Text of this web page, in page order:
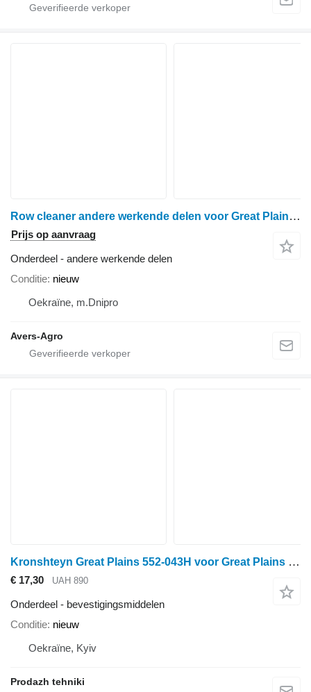
Row cleaner andere werkende delen voor Great Plains YP 1625 seeder, double disc schijveneg
Prijs op aanvraag
Onderdeel - andere werkende delen
Conditie nieuw
Oekraïne, m.Dnipro
Avers-Agro
Kronshteyn Great Plains 552-043H voor Great Plains cultivator
€ 17,30 UAH 890
Onderdeel - bevestigingsmiddelen
Conditie nieuw
Oekraïne, Kyiv
Prodazh tehniki